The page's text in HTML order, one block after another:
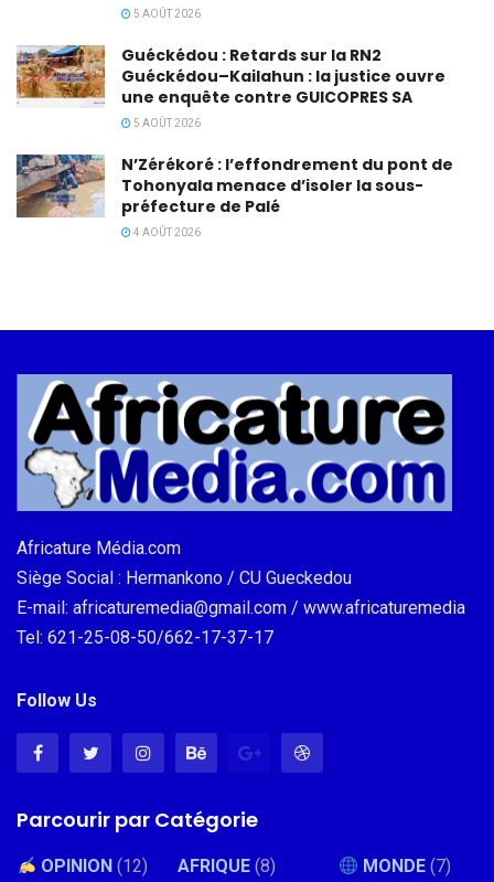
5 AOÛT 2026
Guéckédou : Retards sur la RN2
Guéckédou–Kailahun : la justice ouvre
une enquête contre GUICOPRES SA
5 AOÛT 2026
N’Zérékoré : l’effondrement du pont de
Tohonyala menace d’isoler la sous-
préfecture de Palé
4 AOÛT 2026
Africature Média.com
Siège Social : Hermankono / CU Gueckedou
E-mail: africaturemedia@gmail.com / www.africaturemedia
Tel: 621-25-08-50/662-17-37-17
Follow Us
Parcourir par Catégorie
OPINION (12) AFRIQUE (8) MONDE (7)